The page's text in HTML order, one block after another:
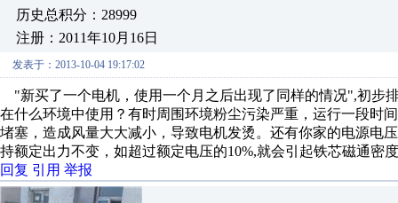
历史总积分：28999
注册：2011年10月16日
发表于：2013-10-04 19:17:02
"新买了一个电机，使用一个月之后出现了同样的情况",初步
在什么环境中使用？有时周围环境粉尘污染严重，运行一段时
堵塞，造成风量大大减小，导致电机发烫。还有你家的电源电
持额定出力不变，如超过额定电压的10%,就会引起铁芯磁通密
回复 引用 举报